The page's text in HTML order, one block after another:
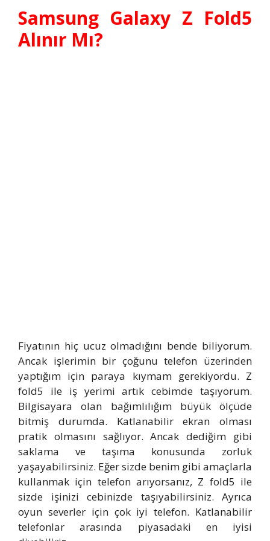
Samsung Galaxy Z Fold5
Alınır Mı?
Fiyatının hiç ucuz olmadığını bende biliyorum.
Ancak işlerimin bir çoğunu telefon üzerinden
yaptığım için paraya kıymam gerekiyordu. Z
fold5 ile iş yerimi artık cebimde taşıyorum.
Bilgisayara olan bağımlılığım büyük ölçüde
bitmiş durumda. Katlanabilir ekran olması
pratik olmasını sağlıyor. Ancak dediğim gibi
saklama ve taşıma konusunda zorluk
yaşayabilirsiniz. Eğer sizde benim gibi amaçlarla
kullanmak için telefon arıyorsanız, Z fold5 ile
sizde işinizi cebinizde taşıyabilirsiniz. Ayrıca
oyun severler için çok iyi telefon. Katlanabilir
telefonlar arasında piyasadaki en iyisi